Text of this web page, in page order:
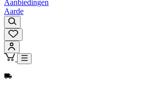
Aanbiedingen
Aarde